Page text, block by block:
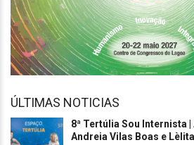
ÚLTIMAS NOTICIAS
8ª Tertúlia Sou Internista
Andreia Vilas Boas e